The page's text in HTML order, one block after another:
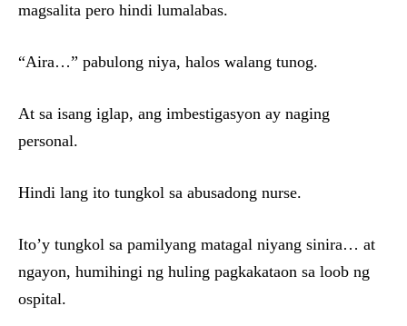
magsalita pero hindi lumalabas.
“Aira…” pabulong niya, halos walang tunog.
At sa isang iglap, ang imbestigasyon ay naging
personal.
Hindi lang ito tungkol sa abusadong nurse.
Ito’y tungkol sa pamilyang matagal niyang sinira… at
ngayon, humihingi ng huling pagkakataon sa loob ng
ospital.